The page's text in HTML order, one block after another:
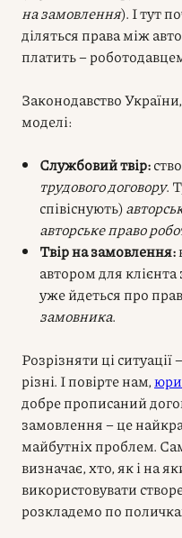
на замовлення). І тут
діляться права між
платить –
Законодавство
моделі:
Службовий твір:
трудового договору.
співіснують)
авторське право
Твір на замовлення:
автором для клієнта
уже йдеться про
замовника.
Розрізняти ці
різні. І повірте нам,
добре прописаний
замовлення – це
майбутніх проблем.
визначає, хто, як і на
використовувати
розкладемо по